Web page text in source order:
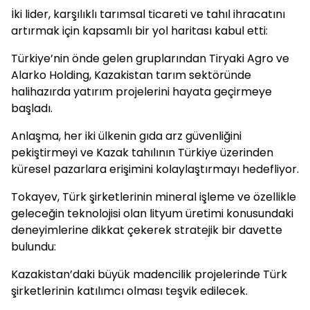
İki lider, karşılıklı tarımsal ticareti ve tahıl ihracatını
artırmak için kapsamlı bir yol haritası kabul etti:
Türkiye’nin önde gelen gruplarından Tiryaki Agro ve
Alarko Holding, Kazakistan tarım sektöründe
halihazırda yatırım projelerini hayata geçirmeye
başladı.
Anlaşma, her iki ülkenin gıda arz güvenliğini
pekiştirmeyi ve Kazak tahılının Türkiye üzerinden
küresel pazarlara erişimini kolaylaştırmayı hedefliyor.
Tokayev, Türk şirketlerinin mineral işleme ve özellikle
geleceğin teknolojisi olan lityum üretimi konusundaki
deneyimlerine dikkat çekerek stratejik bir davette
bulundu:
Kazakistan’daki büyük madencilik projelerinde Türk
şirketlerinin katılımcı olması teşvik edilecek.